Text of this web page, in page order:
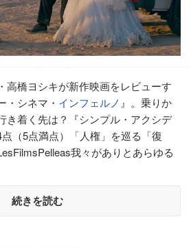
高橋ヨシキが新作映画をレビューす
・シネマ・ インフェルノ 』。乗りか
き着く先は？『シンプル・アクシデ
（5点満点）「人権」を巡る「復
我々がありとあらゆる
続きを読む